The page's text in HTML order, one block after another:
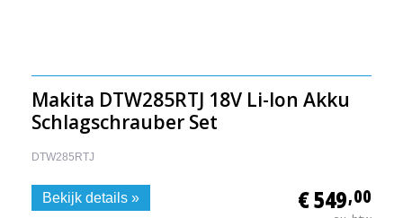
Makita DTW285RTJ 18V Li-Ion Akku
Schlagschrauber Set
DTW285RTJ
€ 549,00
Bekijk details »